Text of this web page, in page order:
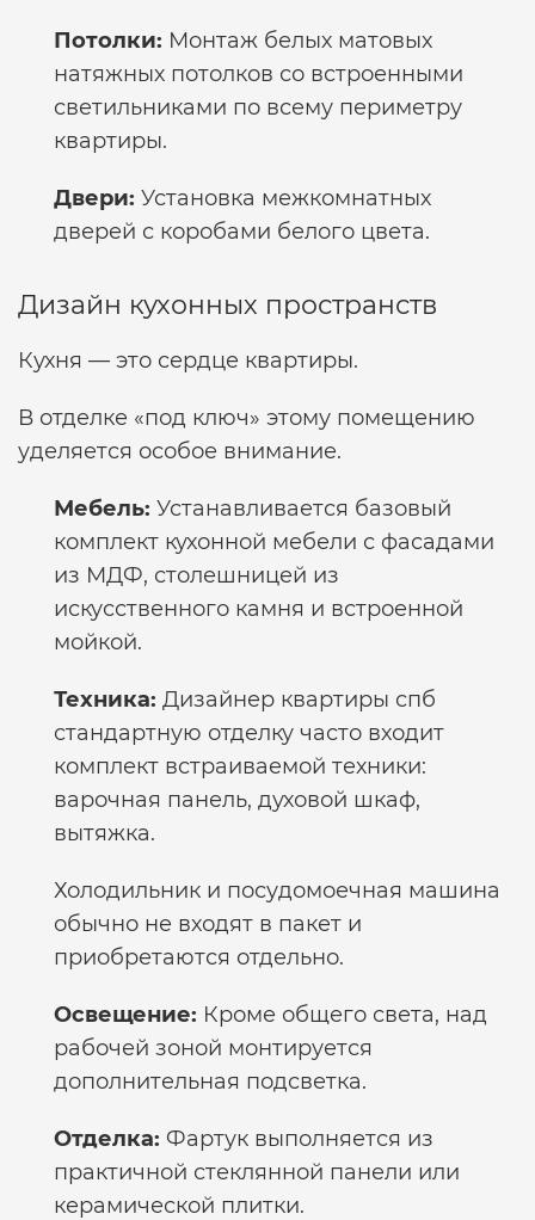
Потолки: Монтаж белых матовых
натяжных потолков со встроенными
светильниками по всему периметру
квартиры.
Двери: Установка межкомнатных
дверей с коробами белого цвета.
Дизайн кухонных пространств
Кухня — это сердце квартиры.
В отделке «под ключ» этому помещению
уделяется особое внимание.
Мебель: Устанавливается базовый
комплект кухонной мебели с фасадами
из МДФ, столешницей из
искусственного камня и встроенной
мойкой.
Техника: Дизайнер квартиры спб
стандартную отделку часто входит
комплект встраиваемой техники:
варочная панель, духовой шкаф,
вытяжка.
Холодильник и посудомоечная машина
обычно не входят в пакет и
приобретаются отдельно.
Освещение: Кроме общего света, над
рабочей зоной монтируется
дополнительная подсветка.
Отделка: Фартук выполняется из
практичной стеклянной панели или
керамической плитки.